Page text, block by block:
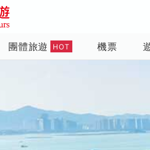
團體旅遊 HOT 機票